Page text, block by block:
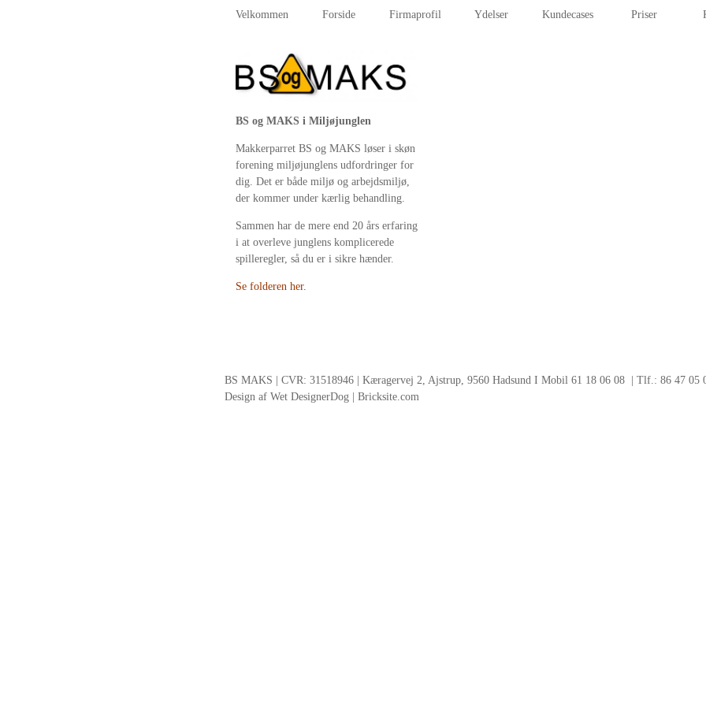
Velkommen Forside Firmaprofil Ydelser Kundecases Priser
BS og MAKS i Miljøjunglen
Makkerparret BS og MAKS løser i skøn
forening miljøjunglens udfordringer for
dig. Det er både miljø og arbejdsmiljø,
der kommer under kærlig behandling.
Sammen har de mere end 20 års erfaring
i at overleve junglens komplicerede
spilleregler, så du er i sikre hænder.
Se folderen her.
BS MAKS | CVR: 31518946 | Kæragervej 2, Ajstrup, 9560 Hadsund I Mobil 61 18 06 08 | Tlf.: 86 47 05
Design af Wet DesignerDog| Bricksite.com